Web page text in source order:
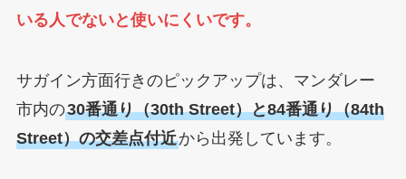
いる人でないと使いにくいです。
サガイン方面行きのピックアップは、マンダレー
市内の30番通り（30th Street）と84番通り（84th
Street）の交差点付近から出発しています。